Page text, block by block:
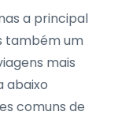
a principal
também um
mais
abaixo
comuns de